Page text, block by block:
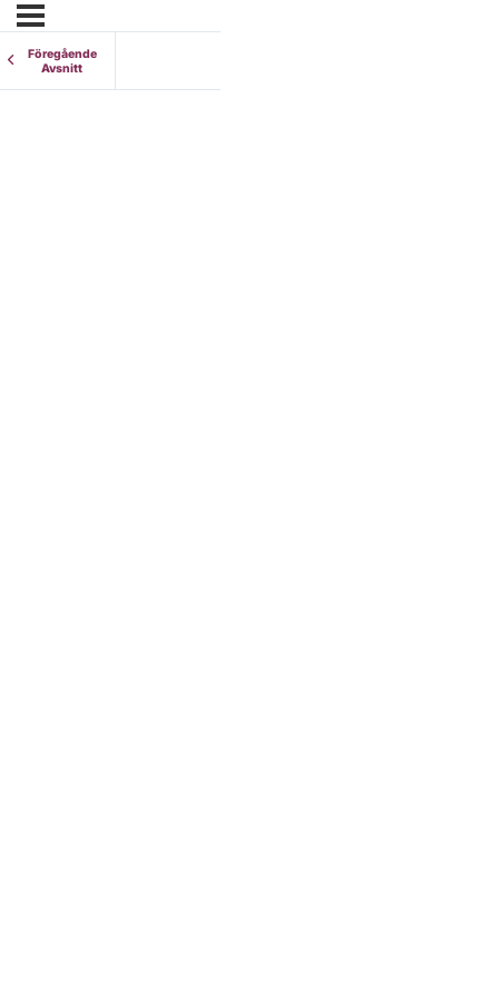
Föregående
Avsnitt